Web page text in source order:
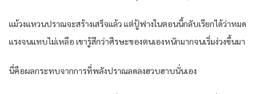
แม้วงแหวน​ปราณ​จะสร้าง​เสร็จ​แล้ว​ แต่​ปู้ฟางใน​ตอนนี้​กลับ​เรียก​ได้​ว่า​หมด
แรง​จน​แทบ​ไม่เหลือ​ เขา​รู้สึก​ว่า​ศีรษะ​ของ​ตนเอง​หนัก​มาก​จน​เริ่ม​ง่วง​ขึ้น​มา
นี่​คือ​ผลกระทบ​จาก​การ​ที่​พลัง​ปราณ​ลดลง​ฮวบฮาบ​นั่นเอง​